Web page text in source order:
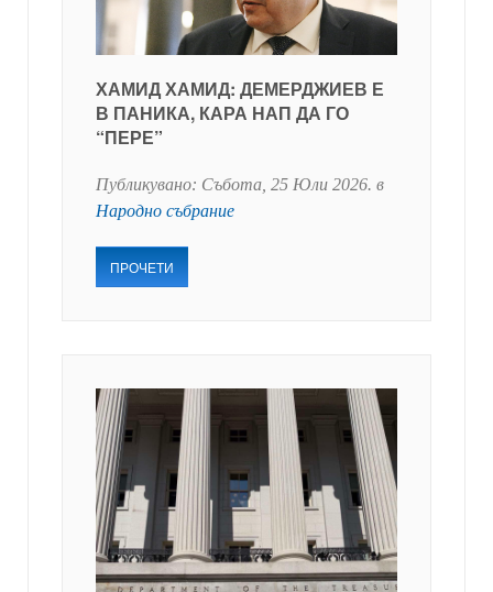
ХАМИД ХАМИД: ДЕМЕРДЖИЕВ Е
В ПАНИКА, КАРА НАП ДА ГО
“ПЕРЕ”
Публикувано: Събота, 25 Юли 2026. в
Народно събрание
ПРОЧЕТИ